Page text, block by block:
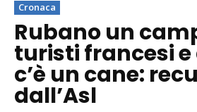
Cronaca
Rubano un
turisti francesi
c’è un cane:
dall’Asl